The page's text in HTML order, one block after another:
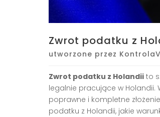
Zwrot podatku z
utworzone przez
Zwrot podatku z Holandii to
legalnie pracujące w Holandii.
poprawne i kompletne
podatku z Holandii, jakie